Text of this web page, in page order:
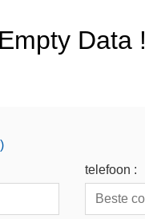
Empty Data !
telefoon :